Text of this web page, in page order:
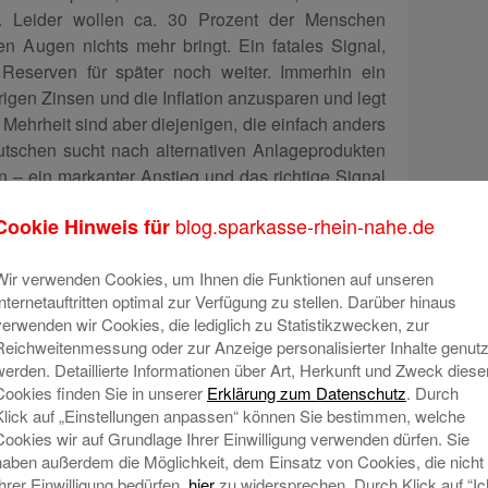
Leider wollen ca. 30 Prozent der Menschen
Augen nichts mehr bringt. Ein fatales Signal,
für später noch weiter. Immerhin ein
Zinsen und die Inflation anzusparen und legt
sind aber diejenigen, die einfach anders
sucht nach alternativen Anlageprodukten
– ein markanter Anstieg und das richtige Signal
grundsätzlichen Notwendigkeit, Vorsorge zu
gar nichts.
Jahren unser Produktangebot auf die
ausgerichtet. Dazu gehören natürlich auch
einer immer größeren Nachfrage
zum Weltspartag wieder ein attraktives Aktions-
lohnt sich also!“
bietet die Sparkasse Rhein-Nahe für
zum einen denS-Duo-Plansowie eine
für Wertpapierneukundenan. Nähere
Hinweis für blog.sparkasse-rhein-nahe.de
verwenden Cookies, um Ihnen die Funktionen auf unseren
optimal zur Verfügung zu stellen. Darüber hinaus
wir Cookies, die lediglich zu Statistikzwecken, zur
oder zur Anzeige personalisierter Inhalte
Detaillierte Informationen über Art, Herkunft und Zweck
finden Sie in unserer Erklärung zum Datenschutz. Durch
auf „Einstellungen anpassen“ können Sie bestimmen, welche
wir auf Grundlage Ihrer Einwilligung verwenden dürfen. Sie
außerdem die Möglichkeit, dem Einsatz von Cookies, die nicht